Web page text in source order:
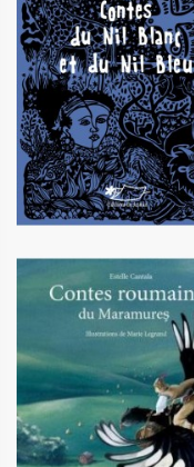
Contes du Nil Blanc et
Bleu
12,00 €
Contes roumains du
Maramures
14,90 €